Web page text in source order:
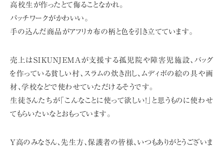
高校生が作ったとて侮ることなかれ。
パッチワークがかわいい。
手の込んだ商品がアフリカ布の柄と色を引き立てています。
売上はSIKUNJEMAが支援する孤児院や障害児施設、バッグ
を作っている貧しい村、 スラムの炊き出し、ムディボの絵の具や画
材、学校などで使わせていただけるそうです。
生徒さんたちが「こんなことに使って欲しい!」と思うものに使わせ
てもらいたいなとおもっています。
Y高のみなさん、先生方、保護者の皆様、いつもありがとうございま